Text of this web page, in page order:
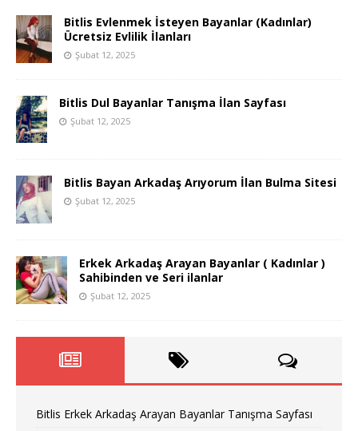
Bitlis Evlenmek İsteyen Bayanlar (Kadınlar)
Ücretsiz Evlilik İlanları
Şubat 12, 2025
Bitlis Dul Bayanlar Tanışma İlan Sayfası
Şubat 12, 2025
Bitlis Bayan Arkadaş Arıyorum İlan Bulma Sitesi
Şubat 12, 2025
Erkek Arkadaş Arayan Bayanlar ( Kadınlar )
Sahibinden ve Seri ilanlar
Şubat 12, 2025
Bitlis Erkek Arkadaş Arayan Bayanlar Tanışma Sayfası